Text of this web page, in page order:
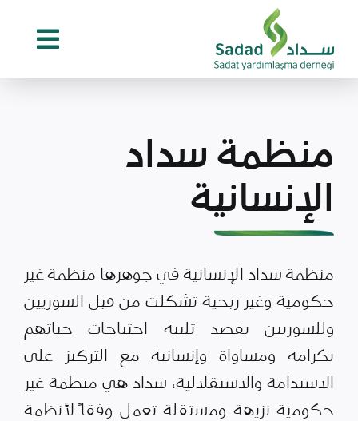
content
منظمة سداد
الإنسانية
منظمة سداد الإنسانية في جوهرها منظمة غير
حكومية وغير ربحية تشكلت من قبل السوريين
وللسوريين بقصد تلبية احتياجات حياتهم
بكرامة ومساواة وإنسانية مع التركيز على
الاستدامة والاستقلالية، سداد هي منظمة غير
حكومية نزيهة ومستقلة تعمل وفقاً لأنظمة